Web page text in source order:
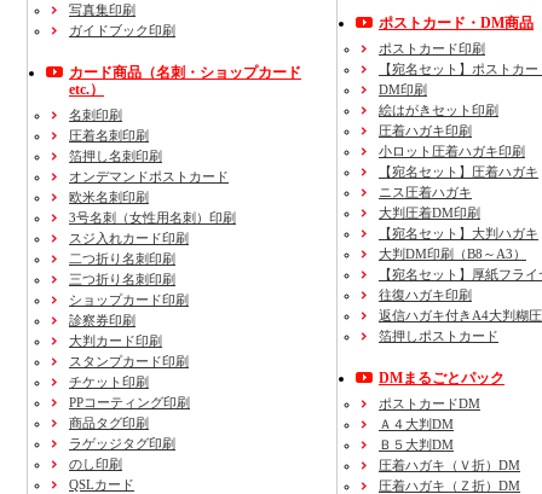
写真集印刷
ガイドブック印刷
カード商品 （名刺・ショップカード
etc.）
名刺印刷
圧着名刺印刷
箔押し名刺印刷
オンデマンドポストカード
欧米名刺印刷
3号名刺
（女性用名刺） 印刷
スジ入れカード印刷
二つ折り名刺印刷
三つ折り名刺印刷
ショップカード印刷
診察券印刷
大判カード印刷
スタンプカード印刷
チケット印刷
PPコーティング印刷
商品タグ印刷
ラゲッジタグ印刷
のし印刷
QSLカード
ポストカード・DM商品
ポストカード印刷
【宛名セット】ポストカー
DM印刷
絵はがきセット印刷
圧着ハガキ印刷
小ロット圧着ハガキ印刷
【宛名セット】圧着ハガキ
ニス圧着ハガキ
大判圧着DM印刷
【宛名セット】大判ハガキ
大判DM印刷（B8～A3）
【宛名セット】厚紙フライ
往復ハガキ印刷
返信ハガキ付きA4大判糊
箔押しポストカード
DMまるごとパック
ポストカードDM
Ａ４大判DM
Ｂ５大判DM
圧着ハガキ（Ｖ折）DM
圧着ハガキ（Ｚ折）DM